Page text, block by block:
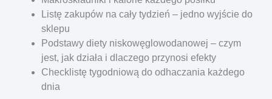
Listę zakupów na cały tydzień – jedno wyjście do
sklepu
Podstawy diety niskowęglowodanowej – czym
jest, jak działa i dlaczego przynosi efekty
Checklistę tygodniową do odhaczania każdego
dnia